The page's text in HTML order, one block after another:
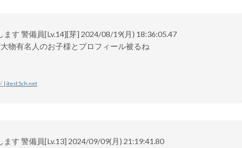
ます 警備員[Lv.14][芽] 2024/08/19(月) 18:36:05.47
物有名人のお子様とプロフィール被るね
| itest.5ch.net
す 警備員[Lv.13] 2024/09/09(月) 21:19:41.80